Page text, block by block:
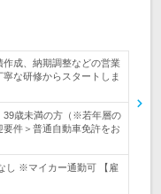
成、納期調整などの営業
な研修からスタートしま
39歳未満の方（※若年層の
件＞普通自動車免許をお
し ※マイカー通勤可 【雇